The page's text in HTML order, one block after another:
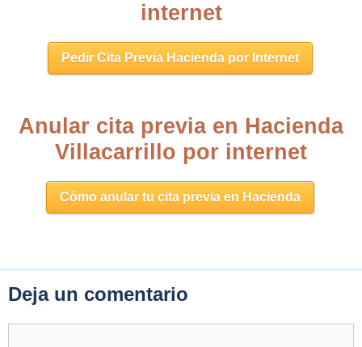
internet
Pedir Cita Previa Hacienda por Internet
Anular cita previa en Hacienda
Villacarrillo por internet
Cómo anular tu cita previa en Hacienda
Deja un comentario